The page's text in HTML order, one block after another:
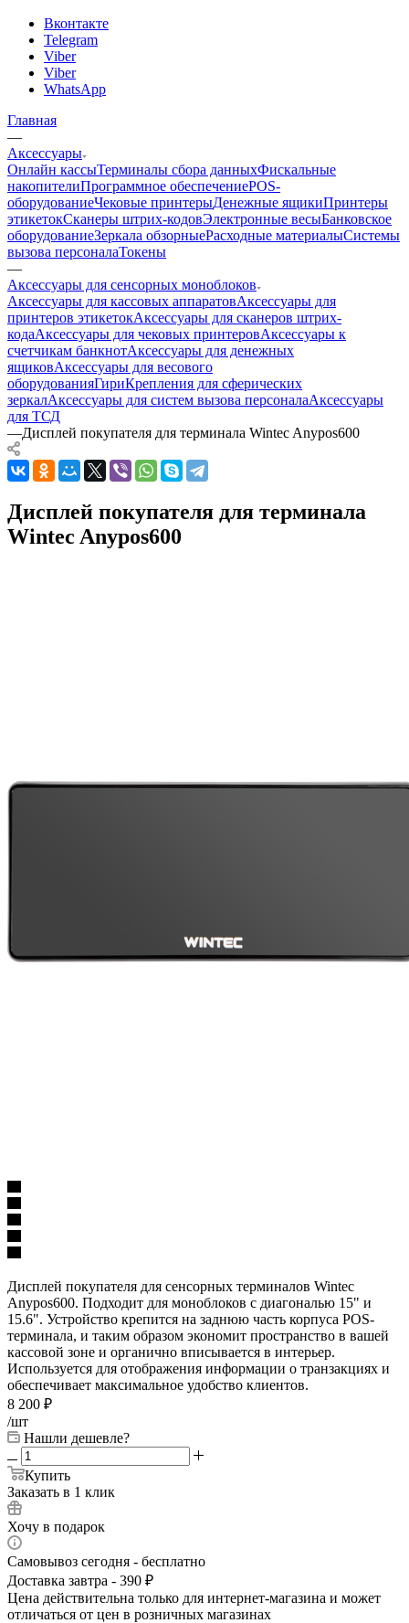
Вконтакте
Telegram
Viber
Viber
WhatsApp
Главная
—
Аксессуары
Онлайн кассыТерминалы сбора данныхФискальные
накопителиПрограммное обеспечениеPOS-
оборудованиеЧековые принтерыДенежные ящикиПринтеры
этикетокСканеры штрих-кодовЭлектронные весыБанковское
оборудованиеЗеркала обзорныеРасходные материалыСистемы
вызова персоналаТокены
—
Аксессуары для сенсорных моноблоков
Аксессуары для кассовых аппаратовАксессуары для
принтеров этикетокАксессуары для сканеров штрих-
кодаАксессуары для чековых принтеровАксессуары к
счетчикам банкнотАксессуары для денежных
ящиковАксессуары для весового
оборудованияГириКрепления для сферических
зеркалАксессуары для систем вызова персоналаАксессуары
для ТСД
—Дисплей покупателя для терминала Wintec Anypos600
Дисплей покупателя для терминала
Wintec Anypos600
Дисплей покупателя для сенсорных терминалов Wintec
Anypos600. Подходит для моноблоков с диагональю 15" и
15.6". Устройство крепится на заднюю часть корпуса POS-
терминала, и таким образом экономит пространство в вашей
кассовой зоне и органично вписывается в интерьер.
Используется для отображения информации о транзакциях и
обеспечивает максимальное удобство клиентов.
8 200 ₽
/шт
Нашли дешевле?
Купить
Заказать в 1 клик
Хочу в подарок
Самовывоз сегодня - бесплатно
Доставка завтра - 390 ₽
Цена действительна только для интернет-магазина и может
отличаться от цен в розничных магазинах